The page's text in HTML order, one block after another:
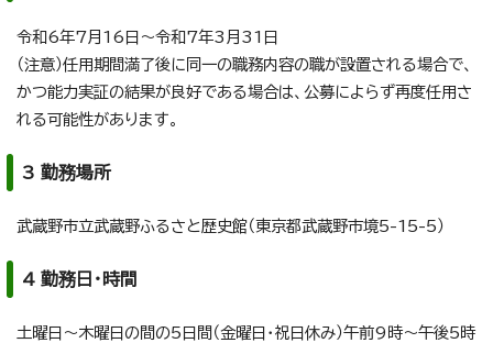
令和6年7月16日～令和7年3月31日
（注意）任用期間満了後に同一の職務内容の職が設置される場合で、
かつ能力実証の結果が良好である場合は、公募によらず再度任用さ
れる可能性があります。
3 勤務場所
武蔵野市立武蔵野ふるさと歴史館（東京都武蔵野市境5-15-5）
4 勤務日・時間
土曜日～木曜日の間の5日間（金曜日・祝日休み）午前9時～午後5時